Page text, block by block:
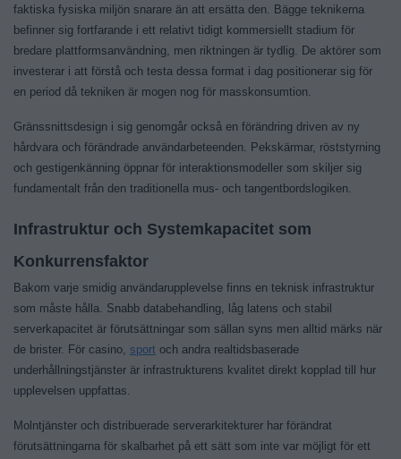
faktiska fysiska miljön snarare än att ersätta den. Bägge teknikerna
befinner sig fortfarande i ett relativt tidigt kommersiellt stadium för
bredare plattformsanvändning, men riktningen är tydlig. De aktörer som
investerar i att förstå och testa dessa format i dag positionerar sig för
en period då tekniken är mogen nog för masskonsumtion.
Gränssnittsdesign i sig genomgår också en förändring driven av ny
hårdvara och förändrade användarbeteenden. Pekskärmar, röststyrning
och gestigenkänning öppnar för interaktionsmodeller som skiljer sig
fundamentalt från den traditionella mus- och tangentbordslogiken.
Infrastruktur och Systemkapacitet som
Konkurrensfaktor
Bakom varje smidig användarupplevelse finns en teknisk infrastruktur
som måste hålla. Snabb databehandling, låg latens och stabil
serverkapacitet är förutsättningar som sällan syns men alltid märks när
de brister. För casino, sport och andra realtidsbaserade
underhållningstjänster är infrastrukturens kvalitet direkt kopplad till hur
upplevelsen uppfattas.
Molntjänster och distribuerade serverarkitekturer har förändrat
förutsättningarna för skalbarhet på ett sätt som inte var möjligt för ett